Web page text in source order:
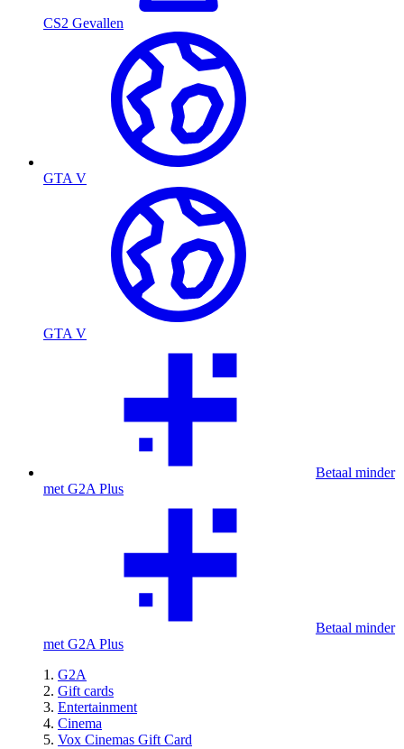
CS2 Gevallen
GTA V
GTA V
Betaal minder
met G2A Plus
Betaal minder
met G2A Plus
G2A
Gift cards
Entertainment
Cinema
Vox Cinemas Gift Card